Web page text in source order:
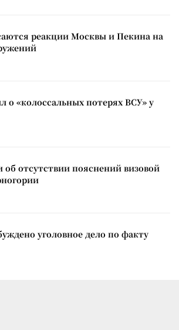
реакции Москвы и Пекина на
о «колоссальных потерях ВСУ» у
отсутствии пояснений визовой
уголовное дело по факту